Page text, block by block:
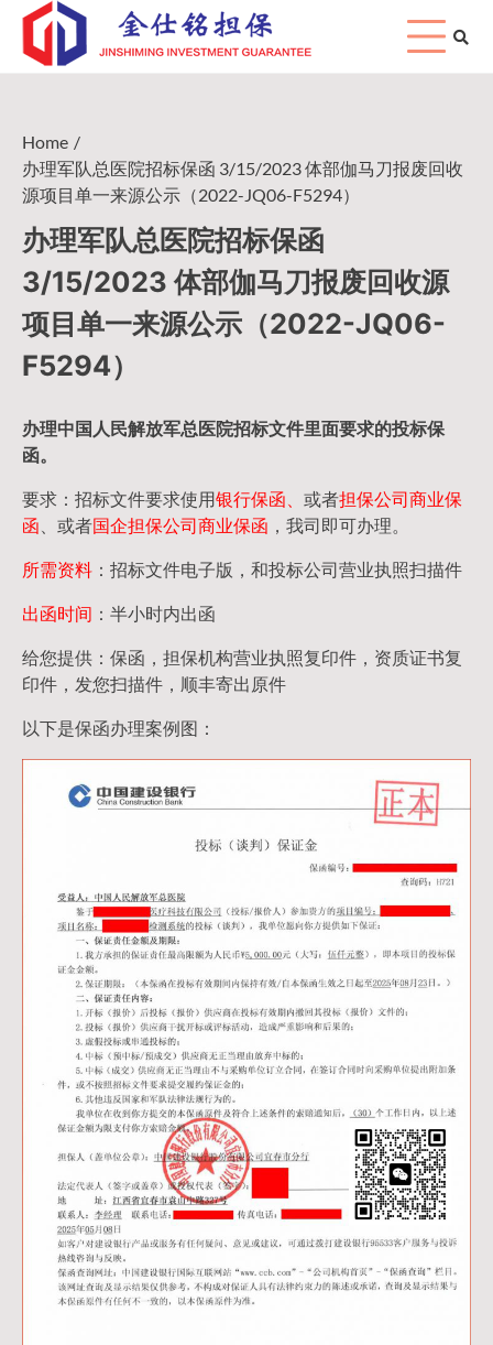
Skip
content
Home
办理军队总医院招标保函 3/15/2023 体部伽马刀报废回收
源项目单一来源公示（2022-JQ06-F5294）
办理军队总医院招标保函
3/15/2023 体部伽马刀报废回收源
项目单一来源公示（2022-JQ06-
F5294）
办理中国人民解放军总医院招标文件里面要求的投标保
函。
要求：招标文件要求使用银行保函、 或者担保公司商业保
函 、或者国企担保公司商业保函 ，我司即可办理。
所需资料 ：招标文件电子版，和投标公司营业执照扫描件
出函时间 ：半小时内出函
给您提供：保函，担保机构营业执照复印件，资质证书复
印件，发您扫描件，顺丰寄出原件
以下是保函办理案例图：